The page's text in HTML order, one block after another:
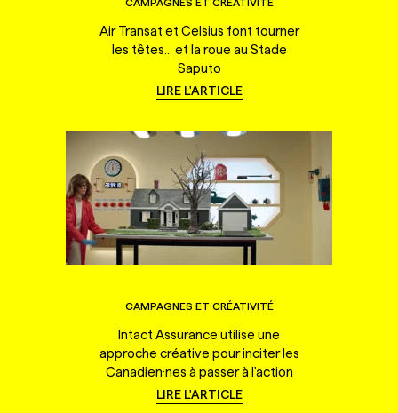
Air Transat et Celsius font tourner
les têtes... et la roue au Stade
Saputo
LIRE L'ARTICLE
CAMPAGNES ET CRÉATIVITÉ
Intact Assurance utilise une
approche créative pour inciter les
Canadien·nes à passer à l'action
LIRE L'ARTICLE